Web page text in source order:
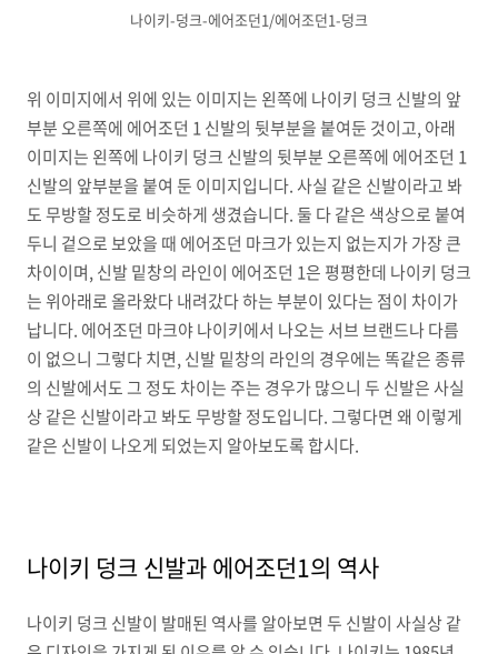
나이키-덩크-에어조던1/에어조던1-덩크
위 이미지에서 위에 있는 이미지는 왼쪽에 나이키 덩크 신발의 앞
부분 오른쪽에 에어조던 1 신발의 뒷부분을 붙여둔 것이고, 아래
이미지는 왼쪽에 나이키 덩크 신발의 뒷부분 오른쪽에 에어조던 1
신발의 앞부분을 붙여 둔 이미지입니다. 사실 같은 신발이라고 봐
도 무방할 정도로 비슷하게 생겼습니다. 둘 다 같은 색상으로 붙여
두니 겉으로 보았을 때 에어조던 마크가 있는지 없는지가 가장 큰
차이이며, 신발 밑창의 라인이 에어조던 1은 평평한데 나이키 덩크
는 위아래로 올라왔다 내려갔다 하는 부분이 있다는 점이 차이가
납니다. 에어조던 마크야 나이키에서 나오는 서브 브랜드나 다름
이 없으니 그렇다 치면, 신발 밑창의 라인의 경우에는 똑같은 종류
의 신발에서도 그 정도 차이는 주는 경우가 많으니 두 신발은 사실
상 같은 신발이라고 봐도 무방할 정도입니다. 그렇다면 왜 이렇게
같은 신발이 나오게 되었는지 알아보도록 합시다.
나이키 덩크 신발과 에어조던1의 역사
나이키 덩크 신발이 발매된 역사를 알아보면 두 신발이 사실상 같